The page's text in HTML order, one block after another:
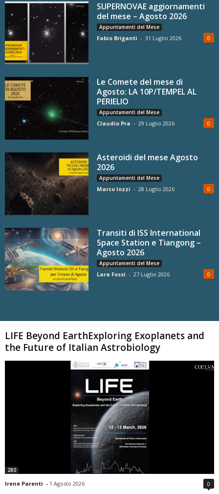
SUPERNOVAE aggiornamenti
del mese – Agosto 2026
Appuntamenti del Mese
Fabio Briganti - 31 Luglio 2026 0
Le Comete del mese di
Agosto: LA 10P/TEMPEL AL
PERIELIO
Appuntamenti del Mese
Claudio Pra - 29 Luglio 2026 0
Asteroidi del mese Agosto
2026
Appuntamenti del Mese
Marco Iozzi - 28 Luglio 2026 0
Transiti di ISS International
Space Station e Tiangong –
Agosto 2026
Appuntamenti del Mese
Lara Fossi - 27 Luglio 2026 0
LIFE Beyond EarthExploring Exoplanets and
the Future of Italian Astrobiology
280
Irene Parenti - 1 Agosto 2026 0